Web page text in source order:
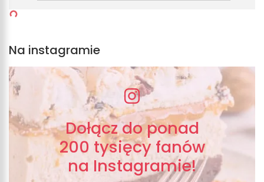
Na instagramie
Dołącz do ponad
200 tysięcy fanów
na Instagramie!